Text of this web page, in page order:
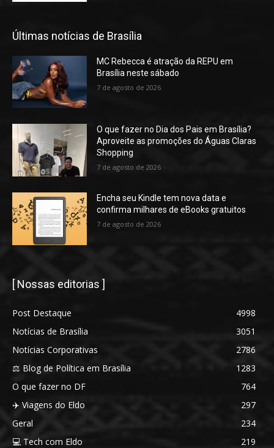
Últimas notícias de Brasília
MC Rebecca é atração da REPU em
Brasília neste sábado
7 de agosto de 2026
O que fazer no Dia dos Pais em Brasília?
Aproveite as promoções do Águas Claras
Shopping
7 de agosto de 2026
Encha seu Kindle tem nova data e
confirma milhares de eBooks gratuitos
7 de agosto de 2026
[ Nossas editorias ]
Post Destaque
4998
Notícias de Brasília
3051
Notícias Corporativas
2786
⚖️ Blog de Política em Brasília
1283
O que fazer no DF
764
✈️ Viagens do Eldo
297
Geral
234
💻 Tech com Eldo
219